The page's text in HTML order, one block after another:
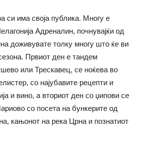
си има своја публика. Многу е
Адреналин, почнувајќи од
доживувате толку многу што ќе ви
Првиот ден е тандем
или Трескавец, се ноќева во
со најубавите рецепти и
и вино, а вториот ден со џипови се
со посета на бункерите од
кањонот на река Црна и познатиот